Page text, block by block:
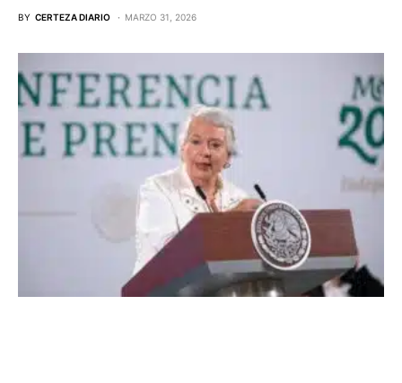
BY CERTEZA DIARIO MARZO 31, 2026